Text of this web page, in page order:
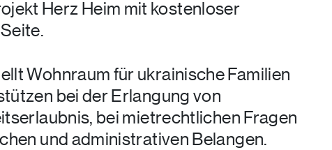
Herz Heim mit kostenloser
Wohnraum für ukrainische Familien
bei der Erlangung von
bei mietrechtlichen Fragen
und administrativen Belangen.